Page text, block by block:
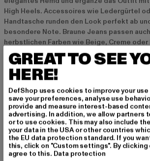
High Heels. Accessoires wie Ledergürtel
Handtasche runden den Look perfekt ab
besondere Note. Braune Jeans passen
herbstlichen Farben wie Beige, Creme oder
Aktuelle Trends bei braunen Jeans
Im Jahr 2024 sind verschiedene Stile von
besonders angesagt. Hoch im Kurs stehen
Edge-Säumen oder ausgefransten Kanten,
und dennoch modernen Look kreieren.
ebenfalls eine große Rolle, weshalb immer
umweltfreundliche Materialien setzen und
Baumwolle oder recycelten Stoffen
und erdige Farben passen perfekt in den
GREAT TO SEE
HERE!
DefShop uses cookies to improve your
save your preferences, analyse use
provide and measure interest-based
advertising. In addition, we allow partners
or to use cookies. This may also include
your data in the USA or other countries
the EU data protection standard. If you
this, click on "Custom settings". By clicking
agree to this. Data protection